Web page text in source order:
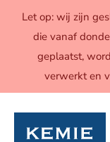
Let op: wij zijn
die vanaf
geplaatst,
verwerkt en